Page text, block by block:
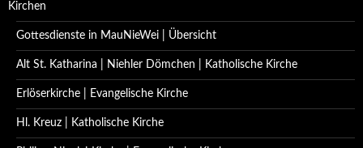
Kirchen
Gottesdienste in MauNieWei | Übersicht
Alt St. Katharina | Niehler Dömchen | Katholische Kirche
Erlöserkirche | Evangelische Kirche
Hl. Kreuz | Katholische Kirche